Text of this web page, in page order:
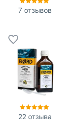
7 отзывов
22 отзыва